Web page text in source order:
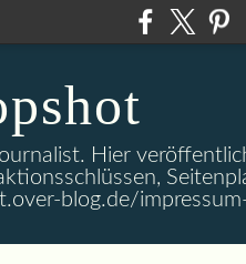
Hier
blog.de/